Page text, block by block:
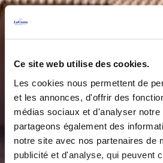
Ce site web utilise des cookies.
Les cookies nous permettent de
et les annonces, d'offrir des
médias sociaux et d'analyser notre
partageons également des
notre site avec nos partenaires de
publicité et d'analyse, qui peuvent